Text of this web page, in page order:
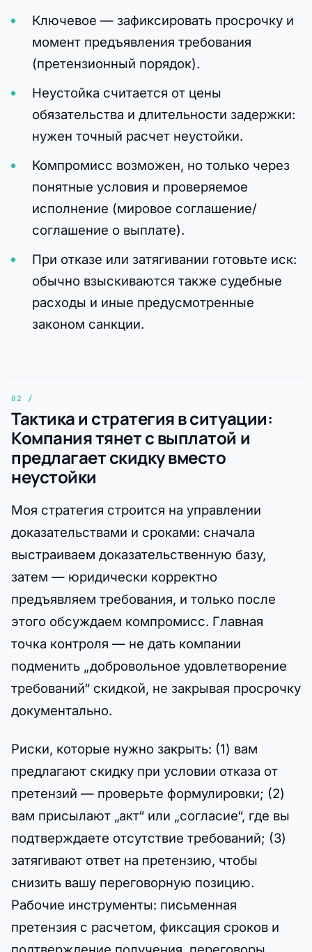
Ключевое — зафиксировать просрочку и
момент предъявления требования
(претензионный порядок).
Неустойка считается от цены
обязательства и длительности задержки:
нужен точный расчет неустойки.
Компромисс возможен, но только через
понятные условия и проверяемое
исполнение (мировое соглашение/
соглашение о выплате).
При отказе или затягивании готовьте иск:
обычно взыскиваются также судебные
расходы и иные предусмотренные
законом санкции.
Тактика и стратегия в ситуации:
Компания тянет с выплатой и
предлагает скидку вместо
неустойки
Моя стратегия строится на управлении
доказательствами и сроками: сначала
выстраиваем доказательственную базу,
затем — юридически корректно
предъявляем требования, и только после
этого обсуждаем компромисс. Главная
точка контроля — не дать компании
подменить „добровольное удовлетворение
требований“ скидкой, не закрывая просрочку
документально.
Риски, которые нужно закрыть: (1) вам
предлагают скидку при условии отказа от
претензий — проверьте формулировки; (2)
вам присылают „акт“ или „согласие“, где вы
подтверждаете отсутствие требований; (3)
затягивают ответ на претензию, чтобы
снизить вашу переговорную позицию.
Рабочие инструменты: письменная
претензия с расчетом, фиксация сроков и